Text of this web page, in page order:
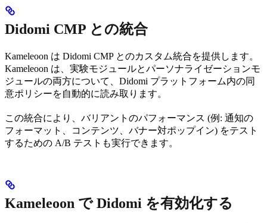
Didomi CMP との統合
Kameleoon は Didomi CMP とのカスタム統合を提供します。
Kameleoon は、実験モジュールとパーソナライゼーションモ
ジュールの両方について、Didomi プラットフォーム内の同
意ポリシーを自動的に読み取ります。
この統合により、バリアントのパフォーマンス (例: 通知の
フォーマット、コンテンツ、バナー対ポップイン) をテスト
するための A/B テストも実行できます。
Kameleoon で Didomi を有効化する